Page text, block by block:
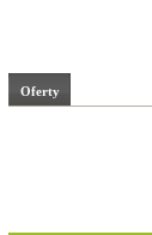
Oferty